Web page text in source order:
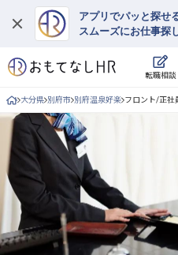
アプリでパッと探せ
スムーズにお仕事探
転職相談
ログイン
求人・施設を探す
キープした求人
就職・転職 合同説明会
おもてなしHRについて
ご利用の流れ
大分県 別府市 別府温泉好楽 フロント/正社